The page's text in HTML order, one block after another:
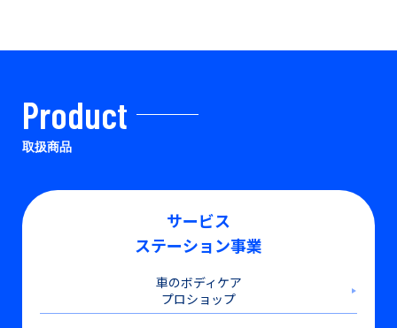
Product
取扱商品
サービス
ステーション事業
車のボディケア
プロショップ